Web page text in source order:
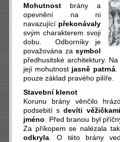
Mohutnost brány a
opevnění na ni
navazující překonávaly
svým charakterem svoji
dobu. Odborníky je
považována za symbol
předhusitské architektury.
její mohutnost jasně patrná.
pouze základ pravého pilíře.
Stavební klenot
Korunu brány věnčilo
podsebití sdevíti věžičkami
jméno . Před branou byl
Za příkopem se nalézala
odkryla . O této brány